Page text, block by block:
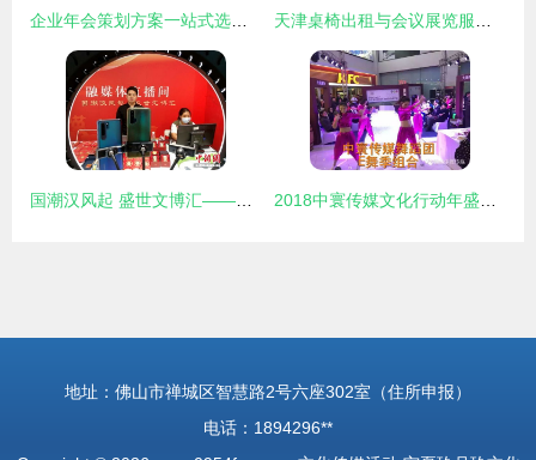
企业年会策划方案一站式选择——赣州正九传媒公司专业承办会议及展览服务 天津桌椅出租与会议展览服务指南
国潮汉风起 盛世文博汇——徐州第七届文化博览会盛大开幕 2018中寰传媒文化行动年盛大启动 文化传媒活动引领时代新风尚
地址：佛山市禅城区智慧路2号六座302室（住所申报）
电话：1894296**